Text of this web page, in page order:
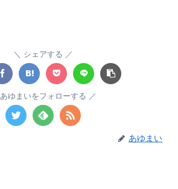
シェアする
あゆまいをフォローする
あゆまい